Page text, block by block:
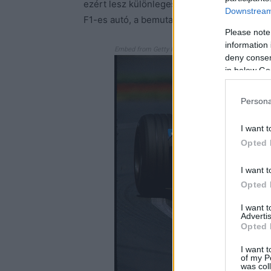
Please
information
deny
in below
I want
Opted
I want
Opted
I want
Opted
I want
of my
was
ezért lesz különleges, hanem mert ez még
F1-es autó, a bemutató emiatt pedig